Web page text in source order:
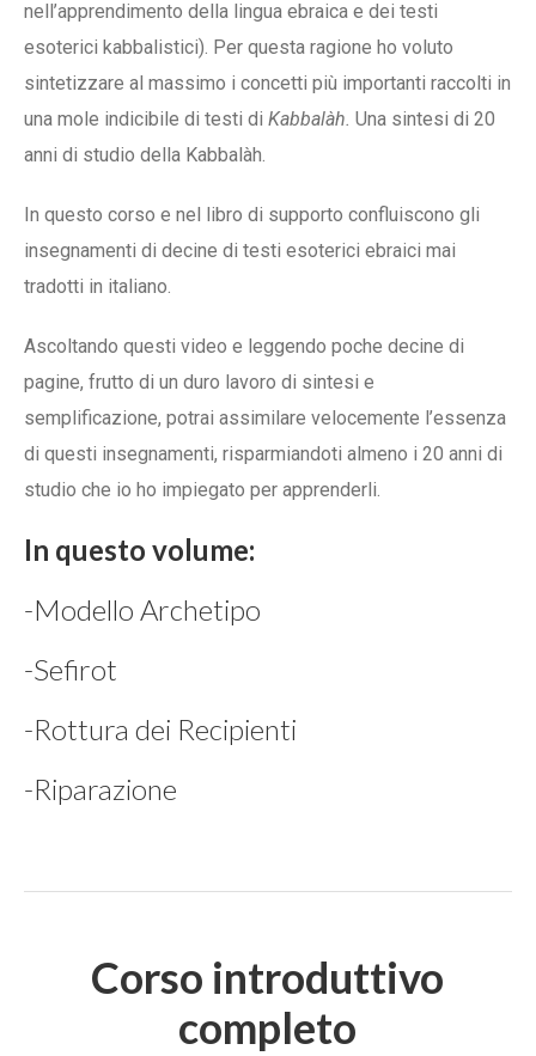
nell’apprendimento della lingua ebraica e dei testi
esoterici kabbalistici). Per questa ragione ho voluto
sintetizzare al massimo i concetti più importanti raccolti in
una mole indicibile di testi di Kabbalàh. Una sintesi di 20
anni di studio della Kabbalàh.
In questo corso e nel libro di supporto confluiscono gli
insegnamenti di decine di testi esoterici ebraici mai
tradotti in italiano.
Ascoltando questi video e leggendo poche decine di
pagine, frutto di un duro lavoro di sintesi e
semplificazione, potrai assimilare velocemente l’essenza
di questi insegnamenti, risparmiandoti almeno i 20 anni di
studio che io ho impiegato per apprenderli.
In questo volume:
-Modello Archetipo
-Sefirot
-Rottura dei Recipienti
-Riparazione
Corso introduttivo
completo